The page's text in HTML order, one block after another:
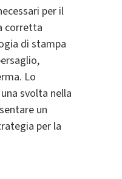
per il
corretta
di stampa
Lo
svolta nella
un
per la